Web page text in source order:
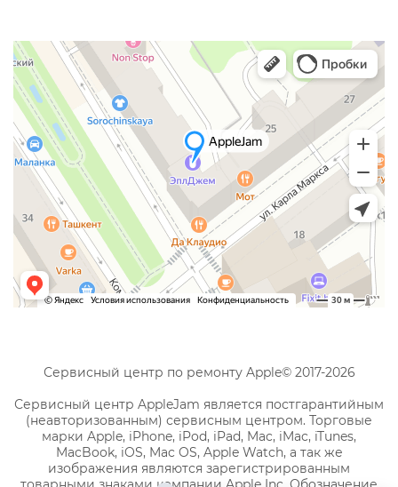
Сервисный центр по ремонту Apple© 2017-2026
Сервисный центр AppleJam является постгарантийным
(неавторизованным) сервисным центром. Торговые
марки Apple, iPhone, iPod, iPad, Mac, iMac, iTunes,
MacBook, iOS, Mac OS, Apple Watch, а так же
изображения являются зарегистрированным